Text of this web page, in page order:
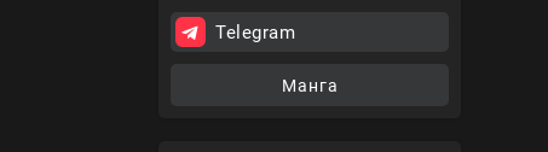
Telegram
Манга